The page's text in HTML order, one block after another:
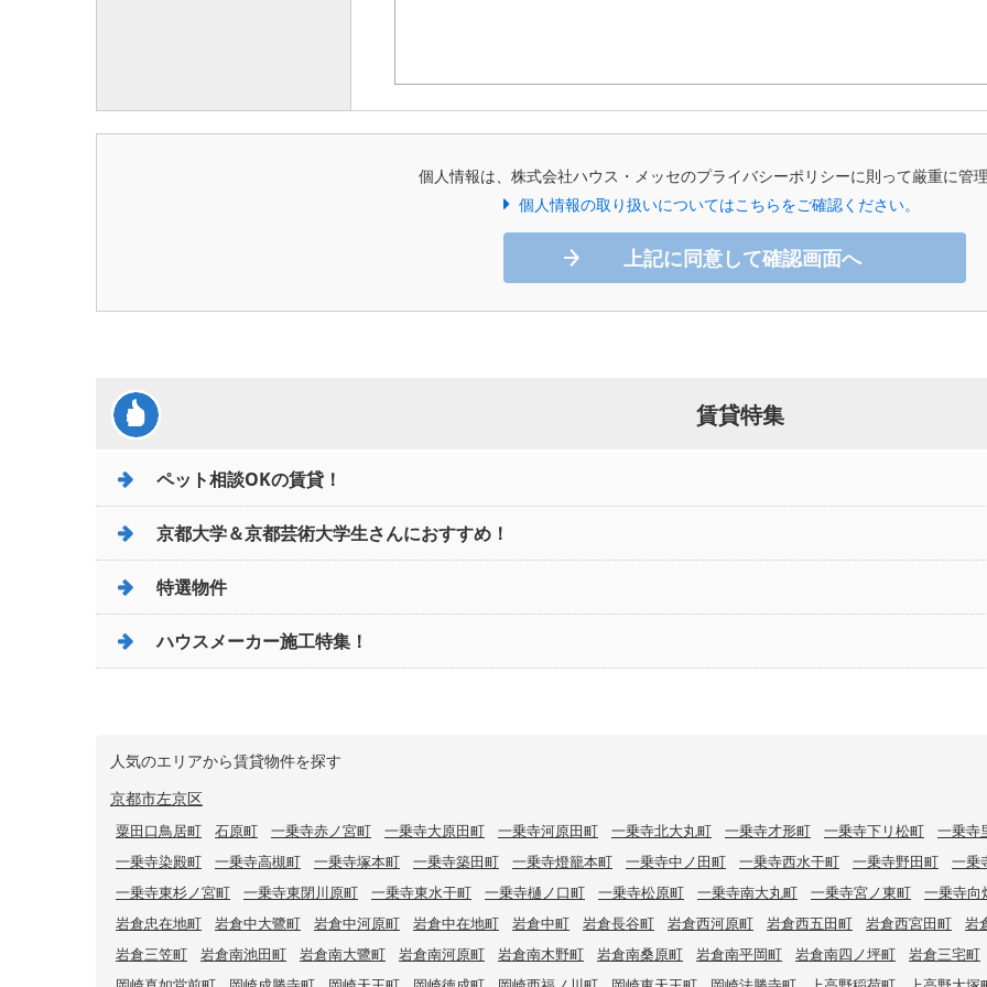
個人情報は、株式会社ハウス・メッセのプライバシーポリシーに則って厳重に管理
個人情報の取り扱いについてはこちらをご確認ください。
上記に同意して確認画面へ
賃貸特集
ペット相談OKの賃貸！
京都大学＆京都芸術大学生さんにおすすめ！
特選物件
ハウスメーカー施工特集！
人気のエリアから賃貸物件を探す
京都市左京区
粟田口鳥居町 石原町 一乗寺赤ノ宮町 一乗寺大原田町 一乗寺河原田町 一乗寺北大丸町 一乗寺才形町 一乗寺下リ松町 一乗寺
一乗寺染殿町
一乗寺高槻町 一乗寺塚本町 一乗寺築田町 一乗寺燈籠本町 一乗寺中ノ田町 一乗寺西水干町 一乗寺野田町 一乗
一乗寺東杉ノ宮町
一乗寺東閉川原町 一乗寺東水干町 一乗寺樋ノ口町 一乗寺松原町 一乗寺南大丸町 一乗寺宮ノ東町 一乗寺向
岩倉忠在地町
岩倉中大鷺町 岩倉中河原町 岩倉中在地町 岩倉中町 岩倉長谷町 岩倉西河原町 岩倉西五田町 岩倉西宮田町 岩
岩倉三笠町
岩倉南池田町 岩倉南大鷺町 岩倉南河原町 岩倉南木野町 岩倉南桑原町 岩倉南平岡町 岩倉南四ノ坪町 岩倉三宅町